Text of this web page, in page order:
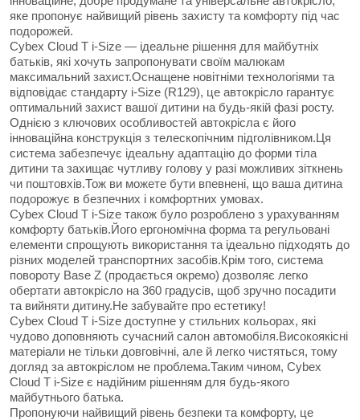
яке пропонує найвищий рівень захисту та комфорту під час
подорожей.
Cybex Cloud T i-Size — ідеальне рішення для майбутніх
батьків, які хочуть запропонувати своїм малюкам
максимальний захист.Оснащене новітніми технологіями та
відповідає стандарту i-Size (R129), це автокрісло гарантує
оптимальний захист вашої дитини на будь-якій фазі росту.
Однією з ключових особливостей автокрісла є його
інноваційна конструкція з телескопічним підголівником.Ця
система забезпечує ідеальну адаптацію до форми тіла
дитини та захищає чутливу голову у разі можливих зіткнень
чи поштовхів.Тож ви можете бути впевнені, що ваша дитина
подорожує в безпечних і комфортних умовах.
Cybex Cloud T i-Size також було розроблено з урахуванням
комфорту батьків.Його ергономічна форма та регульовані
елементи спрощують використання та ідеально підходять до
різних моделей транспортних засобів.Крім того, система
повороту Base Z (продається окремо) дозволяє легко
обертати автокрісло на 360 градусів, щоб зручно посадити
та вийняти дитину.Не забувайте про естетику!
Cybex Cloud T i-Size доступне у стильних кольорах, які
чудово доповняють сучасний салон автомобіля.Високоякісні
матеріали не тільки довговічні, але й легко чистяться, тому
догляд за автокріслом не проблема.Таким чином, Cybex
Cloud T i-Size є надійним рішенням для будь-якого
майбутнього батька.
Пропонуючи найвищий рівень безпеки та комфорту, це